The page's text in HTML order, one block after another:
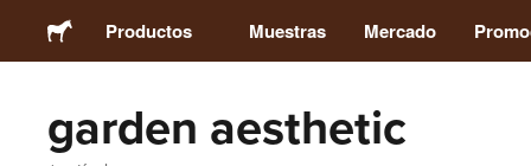
Productos
Pegatinas
Muestras Mercado
garden aesthetic